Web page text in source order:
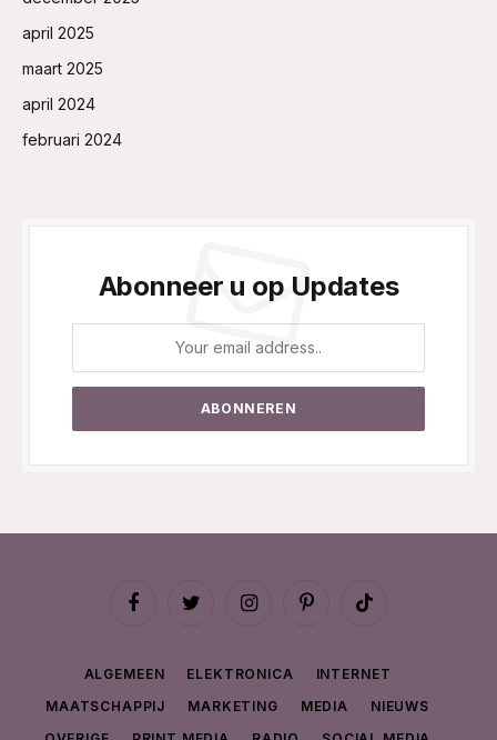
april 2025
maart 2025
april 2024
februari 2024
Abonneer u op Updates
FacebookTwitter InstagramPinterestTikTok
ALGEMEEN ELEKTRONICA
INTERNET
MAATSCHAPPIJ
MARKETING MEDIA
NIEUWS